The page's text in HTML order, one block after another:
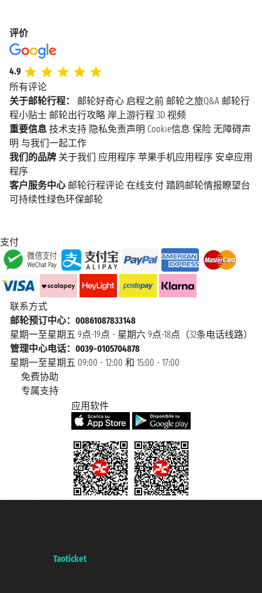
评价
4.9
所有评论
关于邮轮行程：
邮轮好奇心 启程之前 邮轮之旅Q&A 邮轮行
程小贴士 邮轮出行攻略 岸上游行程 3D 视频
重要信息 技术支持 隐私免责声明 Cookie信息 保险 无障碍声
明 与我们一起工作
我们的品牌 关于我们 应用程序 苹果手机应用程序 安卓应用
程序
客户服务中心 邮轮行程评论 在线支付 踏鸥邮轮情报瞭望台
可持续性绿色环保邮轮
支付
联系方式
邮轮预订中心：00861087833148
星期一至星期五 9点-19点 - 星期六 9点-18点（32条电话线路）
管理中心电话：0039-0105704878
星期一至星期五 09:00 - 12:00 和 15:00 - 17:00
免费协助
专属支持
应用软件
Taoticket